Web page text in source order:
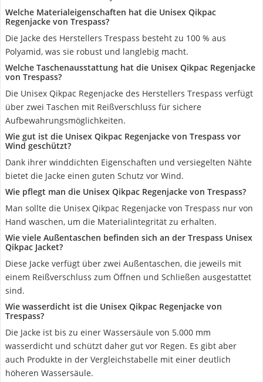
Welche Materialeigenschaften hat die Unisex Qikpac
Regenjacke von Trespass?
Die Jacke des Herstellers Trespass besteht zu 100 % aus
Polyamid, was sie robust und langlebig macht.
Welche Taschenausstattung hat die Unisex Qikpac Regenjacke
von Trespass?
Die Unisex Qikpac Regenjacke des Herstellers Trespass verfügt
über zwei Taschen mit Reißverschluss für sichere
Aufbewahrungsmöglichkeiten.
Wie gut ist die Unisex Qikpac Regenjacke von Trespass vor
Wind geschützt?
Dank ihrer winddichten Eigenschaften und versiegelten Nähte
bietet die Jacke einen guten Schutz vor Wind.
Wie pflegt man die Unisex Qikpac Regenjacke von Trespass?
Man sollte die Unisex Qikpac Regenjacke von Trespass nur von
Hand waschen, um die Materialintegrität zu erhalten.
Wie viele Außentaschen befinden sich an der Trespass Unisex
Qikpac Jacket?
Diese Jacke verfügt über zwei Außentaschen, die jeweils mit
einem Reißverschluss zum Öffnen und Schließen ausgestattet
sind.
Wie wasserdicht ist die Unisex Qikpac Regenjacke von
Trespass?
Die Jacke ist bis zu einer Wassersäule von 5.000 mm
wasserdicht und schützt daher gut vor Regen. Es gibt aber
auch Produkte in der Vergleichstabelle mit einer deutlich
höheren Wassersäule.